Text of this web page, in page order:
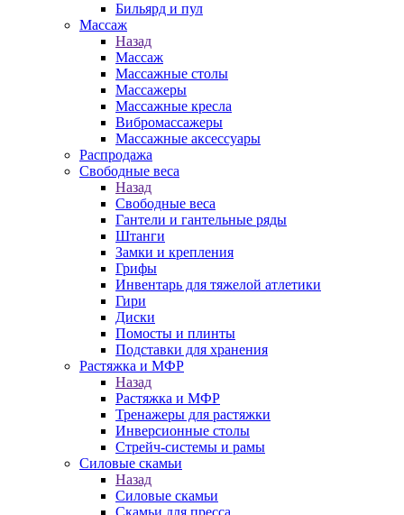
Бильярд и пул
Массаж
Назад
Массаж
Массажные столы
Массажеры
Массажные кресла
Вибромассажеры
Массажные аксессуары
Распродажа
Свободные веса
Назад
Свободные веса
Гантели и гантельные ряды
Штанги
Замки и крепления
Грифы
Инвентарь для тяжелой атлетики
Гири
Диски
Помосты и плинты
Подставки для хранения
Растяжка и МФР
Назад
Растяжка и МФР
Тренажеры для растяжки
Инверсионные столы
Стрейч-системы и рамы
Силовые скамьи
Назад
Силовые скамьи
Скамьи для пресса